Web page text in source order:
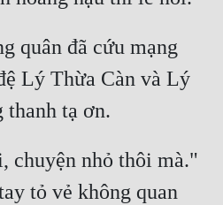
quân đã cứu mạng
Lý Thừa Càn và Lý
chuyện nhỏ thôi mà."
tỏ vẻ không quan